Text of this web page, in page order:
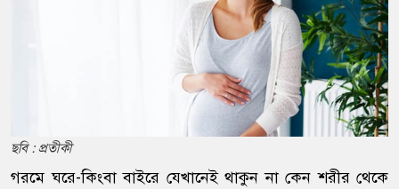
ছবি : প্রতীকী
গরমে ঘরে-কিংবা বাইরে যেখানেই থাকুন না কেন শরীর থেকে